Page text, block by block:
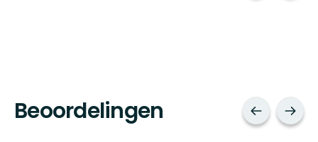
Beoordelingen